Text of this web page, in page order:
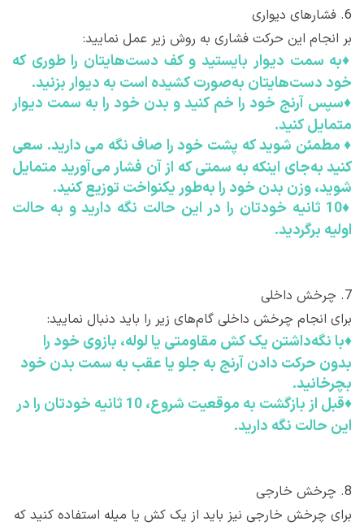
6. فشارهای دیواری
بر انجام این حرکت فشاری به روش زیر عمل نمایید:
♦به سمت دیوار بایستید و کف دست‌هایتان را طوری که
خود دست‌هایتان به‌صورت کشیده است به دیوار بزنید.
♦سپس آرنج خود را خم کنید و بدن خود را به سمت دیوار
متمایل کنید.
♦مطمئن شوید که پشت خود را صاف نگه می دارید. سعی
کنید به‌جای اینکه به سمتی که از آن فشار می‌آورید متمایل
شوید، وزن بدن خود را به‌طور یکنواخت توزیع کنید.
♦
10 ثانیه خودتان را در این حالت نگه دارید و به حالت
اولیه برگردید.
7. چرخش داخلی
برای انجام چرخش داخلی گام‌های زیر را باید دنبال نمایید:
♦با نگه‌داشتن یک کش مقاومتی یا لوله، بازوی خود را
بدون حرکت دادن آرنج به جلو یا عقب به سمت بدن خود
بچرخانید.
♦
قبل از بازگشت به موقعیت شروع، 10 ثانیه خودتان را در
این حالت نگه دارید.
8. چرخش خارجی
برای چرخش خارجی نیز باید از یک کش یا میله استفاده کنید که